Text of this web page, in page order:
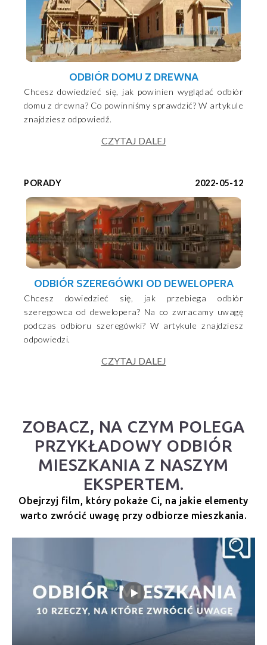
ODBIÓR DOMU Z DREWNA
Chcesz dowiedzieć się, jak powinien wyglądać odbiór
domu z drewna? Co powinniśmy sprawdzić? W artykule
znajdziesz odpowiedź.
CZYTAJ DALEJ
PORADY 2022-05-12
ODBIÓR SZEREGÓWKI OD DEWELOPERA
Chcesz dowiedzieć się, jak przebiega odbiór
szeregowca od dewelopera? Na co zwracamy uwagę
podczas odbioru szeregówki? W artykule znajdziesz
odpowiedzi.
CZYTAJ DALEJ
ZOBACZ, NA CZYM POLEGA
PRZYKŁADOWY ODBIÓR
MIESZKANIA Z NASZYM
EKSPERTEM.
Obejrzyj film, który pokaże Ci, na jakie elementy
warto zwrócić uwagę przy odbiorze mieszkania.